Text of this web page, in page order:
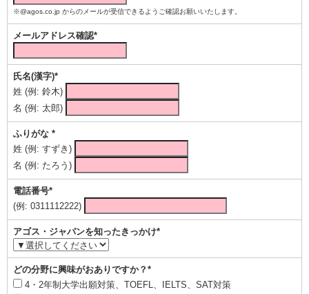
※@agos.co.jp からのメールが受信できるようご確認お願いいたします。
メールアドレス確認*
氏名(漢字)*
姓 (例: 鈴木)
名 (例: 太郎)
ふりがな *
姓 (例: すずき)
名 (例: たろう)
電話番号*
(例: 0311112222)
アゴス・ジャパンを知ったきっかけ*
どの分野に興味がおありですか？*
4・2年制大学出願対策、TOEFL、IELTS、SAT対策